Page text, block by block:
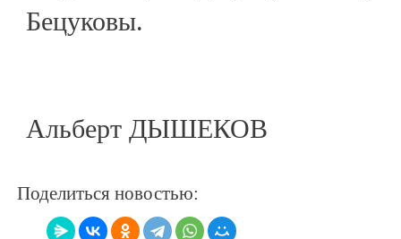
Бецуковы.
Альберт ДЫШЕКОВ
Поделиться новостью: